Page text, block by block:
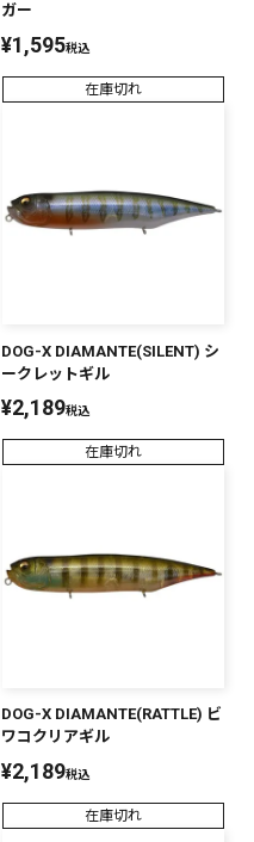
ガー
¥1,595税込
在庫切れ
DOG-X DIAMANTE(SILENT) シ
ークレットギル
¥2,189税込
在庫切れ
DOG-X DIAMANTE(RATTLE) ビ
ワコクリアギル
¥2,189税込
在庫切れ